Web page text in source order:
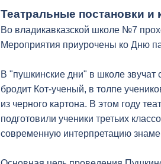
Театральные постановки и
Во владикавказской школе №7
Мероприятия приурочены ко Дню
В "пушкинские дни" в школе звучат
бродит Кот-ученый, в толпе
из черного картона. В этом году
подготовили ученики третьих
современную интерпретацию